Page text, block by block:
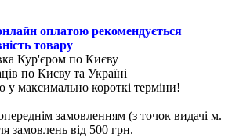
оплатою рекомендується
товару
Кур'єром по Києву
по Києву та Україні
максимально короткі терміни!
замовленням (з точок видачі м.
замовлень від 500 грн.